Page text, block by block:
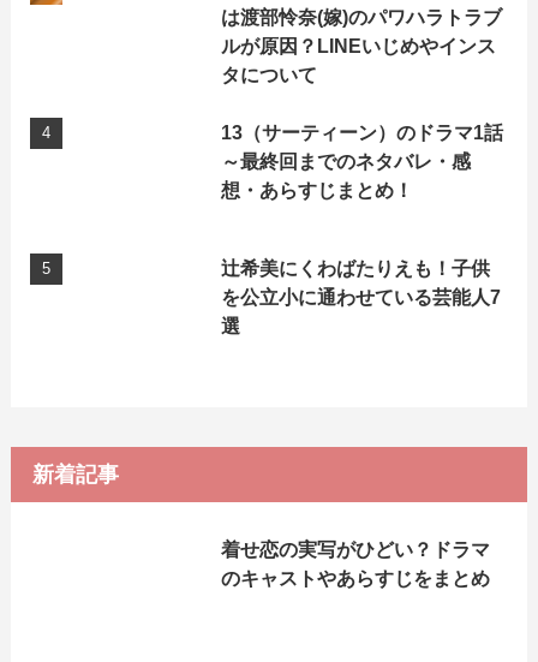
は渡部怜奈(嫁)のパワハラトラブ
ルが原因？LINEいじめやインス
タについて
13（サーティーン）のドラマ1話
～最終回までのネタバレ・感
想・あらすじまとめ！
辻希美にくわばたりえも！子供
を公立小に通わせている芸能人7
選
新着記事
着せ恋の実写がひどい？ドラマ
のキャストやあらすじをまとめ